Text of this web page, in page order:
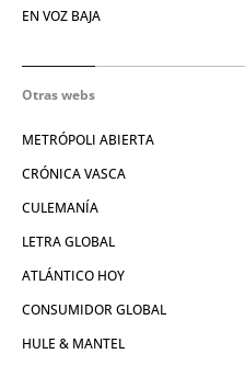
EN VOZ BAJA
Otras webs
METRÓPOLI ABIERTA
CRÓNICA VASCA
CULEMANÍA
LETRA GLOBAL
ATLÁNTICO HOY
CONSUMIDOR GLOBAL
HULE & MANTEL